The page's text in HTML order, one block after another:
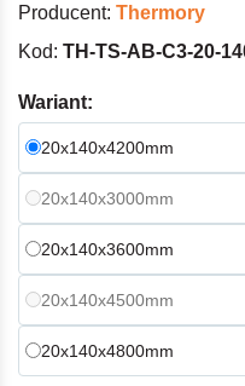
Producent: Thermory
Kod: TH-TS-AB-C3-20-
Wariant:
20x140x4200mm
20x140x3000mm
20x140x3600mm
20x140x4500mm
20x140x4800mm